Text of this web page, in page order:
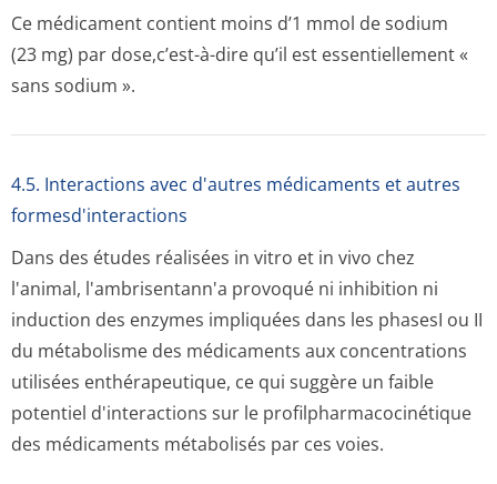
Ce médicament contient moins d’1 mmol de sodium
(23 mg) par dose,c’est-à-dire qu’il est essentiellement «
sans sodium ».
4.5. Interactions avec d'autres médicaments et autres
formesd'interactions
Dans des études réalisées in vitro et in vivo chez
l'animal, l'ambrisentann'a provoqué ni inhibition ni
induction des enzymes impliquées dans les phasesI ou II
du métabolisme des médicaments aux concentrations
utilisées enthérapeutique, ce qui suggère un faible
potentiel d'interactions sur le profilpharmaco­cinétique
des médicaments métabolisés par ces voies.